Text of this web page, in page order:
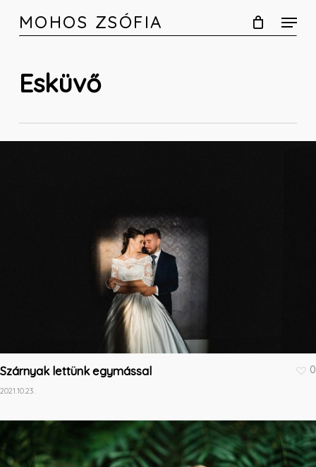
MOHOS ZSÓFIA
Esküvő
Szárnyak lettünk egymással
2021.10.23.
0